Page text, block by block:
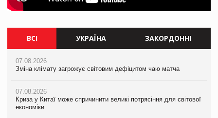
ВСІ УКРАЇНА ЗАКОРДОННІ
07.08.2026
Зміна клімату загрожує світовим дефіцитом чаю матча
07.08.2026
Криза у Китаї може спричинити великі потрясіння для світової
економіки
07.08.2026
Зміна клімату загрожує світовим дефіцитом чаю матча
07.08.2026
Криза у Китаї може спричинити великі потрясіння для світової
економіки
07.08.2026
Зміна клімату загрожує світовим дефіцитом чаю матча
07.08.2026
Криза у Китаї може спричинити великі потрясіння для світової
економіки